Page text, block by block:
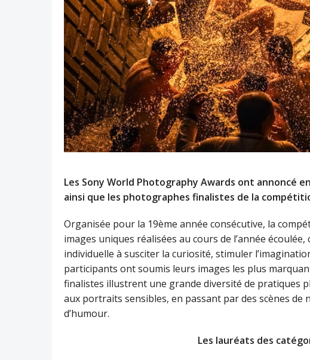
Les Sony World Photography Awards ont annoncé
ainsi que les photographes finalistes de la
Organisée pour la 19ème année consécutive, la
images uniques réalisées au cours de l’année
individuelle à susciter la curiosité, stimuler
participants ont soumis leurs images les plus
finalistes illustrent une grande diversité de pratiques
aux portraits sensibles, en passant par des scènes
d’humour.
Les lauréats des